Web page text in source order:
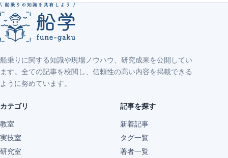
船乗りに関する知識や現場ノウハウ、研究成果を公開してい
ます。全ての記事を校閲し、信頼性の高い内容を掲載できる
ように努めています。
カテゴリ
教室
実技室
研究室
記事を探す
新着記事
タグ一覧
著者一覧